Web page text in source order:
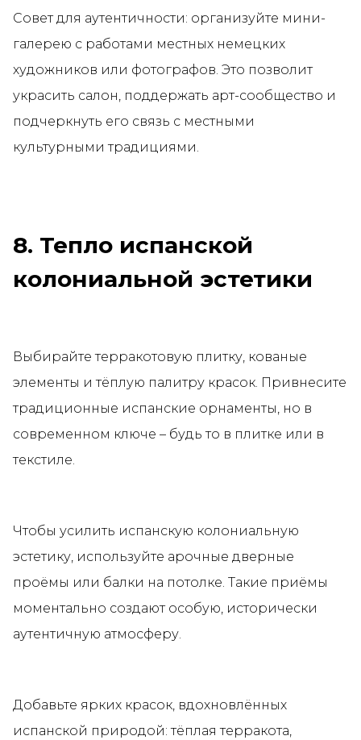
Совет для аутентичности: организуйте мини-
галерею с работами местных немецких
художников или фотографов. Это позволит
украсить салон, поддержать арт-сообщество и
подчеркнуть его связь с местными
культурными традициями.
8. Тепло испанской
колониальной эстетики
Выбирайте терракотовую плитку, кованые
элементы и тёплую палитру красок. Привнесите
традиционные испанские орнаменты, но в
современном ключе – будь то в плитке или в
текстиле.
Чтобы усилить испанскую колониальную
эстетику, используйте арочные дверные
проёмы или балки на потолке. Такие приёмы
моментально создают особую, исторически
аутентичную атмосферу.
Добавьте ярких красок, вдохновлённых
испанской природой: тёплая терракота,